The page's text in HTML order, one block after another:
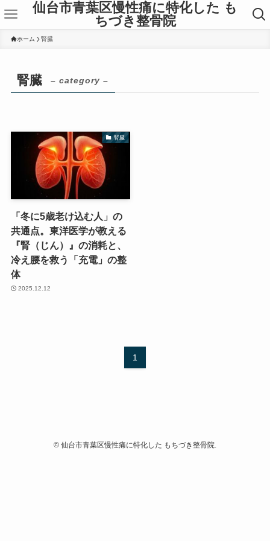
仙台市青葉区慢性痛に特化した も
ちづき整骨院
ホーム 腎臓
腎臓 – category –
腎臓
「冬に5歳老け込む人」の
共通点。東洋医学が教える
『腎（じん）』の消耗と、
冷え腰を救う「充電」の整
体
2025.12.12
1
© 仙台市青葉区慢性痛に特化した もちづき整骨院.